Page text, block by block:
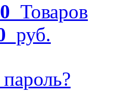
0 Товаров
руб.